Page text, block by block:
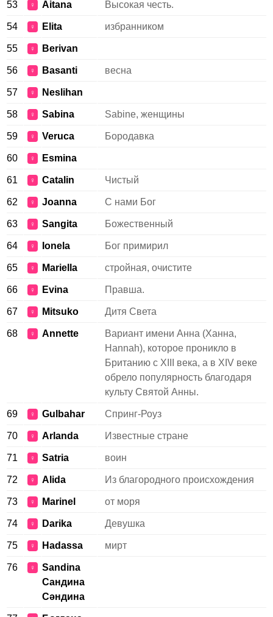
53 ♀ Aitana Высокая честь.
54 ♀ Elita избранником
55 ♀ Berivan
56 ♀ Basanti весна
57 ♀ Neslihan
58 ♀ Sabina Sabine, женщины
59 ♀ Veruca Бородавка
60 ♀ Esmina
61 ♀ Catalin Чистый
62 ♀ Joanna С нами Бог
63 ♀ Sangita Божественный
64 ♀ Ionela Бог примирил
65 ♀ Mariella стройная, очистите
66 ♀ Evina Правша.
67 ♀ Mitsuko Дитя Света
68 ♀ Annette
Вариант имени Анна (Ханна,
Hannah), которое проникло в
Британию с XIII века, а в XIV веке
обрело популярность благодаря
культу Святой Анны.
69 ♀ Gulbahar Спринг-Роуз
70 ♀ Arlanda Известные стране
71 ♀ Satria воин
72 ♀ Alida Из благородного происхождения
73 ♀ Marinel от моря
74 ♀ Darika Девушка
75 ♀ Hadassa мирт
76 ♀
Sandina
Сандина
Сəндина